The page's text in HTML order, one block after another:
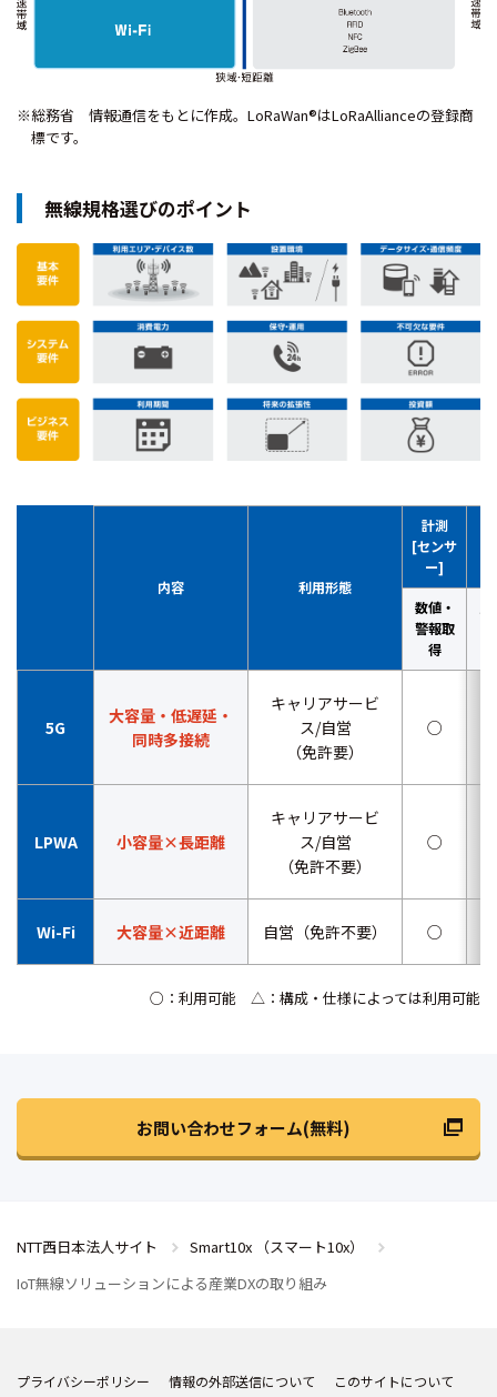
※総務省 情報通信をもとに作成。LoRaWan®はLoRaAllianceの登録商
標です。
無線規格選びのポイント
内容 利用形態
計測
[センサ
ー]
数値・
警報取
得
画
5G
大容量・低遅延・
同時多接続
キャリアサービ
ス/自営
（免許要）
○
LPWA 小容量×長距離
キャリアサービ
ス/自営
（免許不要）
○
Wi-Fi 大容量×近距離 自営（免許不要） ○
○：利用可能 △：構成・仕様によっては利用可能
お問い合わせフォーム(無料)
NTT西日本法人サイト
Smart10x （スマート10x）
IoT無線ソリューションによる産業DXの取り組み
プライバシーポリシー 情報の外部送信について このサイトについて